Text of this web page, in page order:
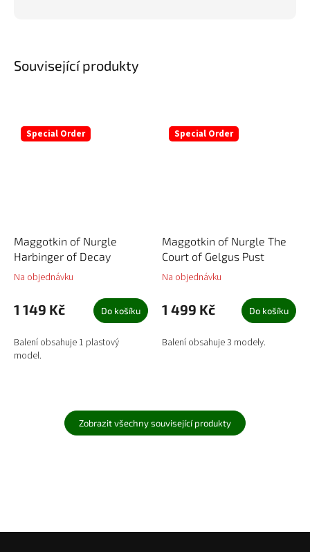
Související produkty
Special Order
Maggotkin of Nurgle
Harbinger of Decay
Na objednávku
1 149 Kč Do košíku
Balení obsahuje 1 plastový
model.
Special Order
Maggotkin of Nurgle The
Court of Gelgus Pust
Na objednávku
1 499 Kč Do košíku
Balení obsahuje 3 modely.
Zobrazit všechny související produkty